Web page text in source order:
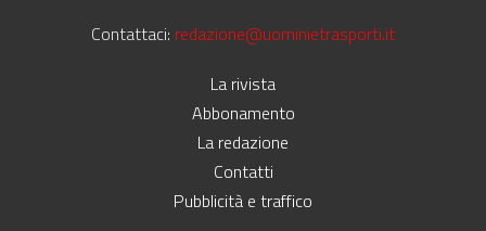
Contattaci: redazione@uominietrasporti.it
La rivista
Abbonamento
La redazione
Contatti
Pubblicità e traffico